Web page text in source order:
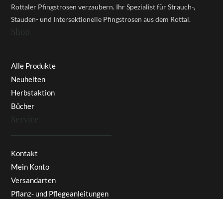
Rottaler Pfingstrosen verzaubern. Ihr Spezialist für Strauch-,
Stauden- und Intersektionelle Pfingstrosen aus dem Rottal.
Shop
Alle Produkte
Neuheiten
Herbstaktion
Bücher
Service
Kontakt
Mein Konto
Versandarten
Pflanz- und Pflegeanleitungen